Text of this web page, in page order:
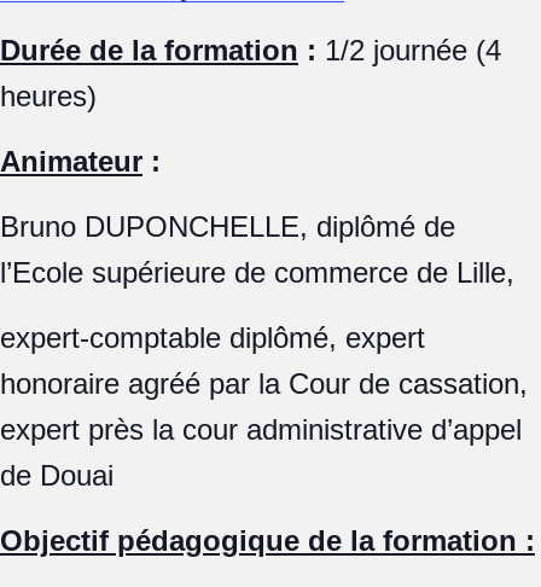
Durée de la formation : 1/2 journée (4
heures)
Animateur :
Bruno DUPONCHELLE, diplômé de
l’Ecole supérieure de commerce de Lille,
expert-comptable diplômé, expert
honoraire agréé par la Cour de cassation,
expert près la cour administrative d’appel
de Douai
Objectif pédagogique de la formation :